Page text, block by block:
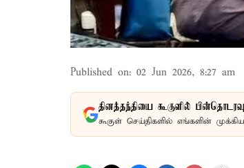
Published on: 02 Jun 2026, 8:27 am
தினத்தந்தியை கூகுளில்
கூகுள் செய்திகளில் எங்களின்